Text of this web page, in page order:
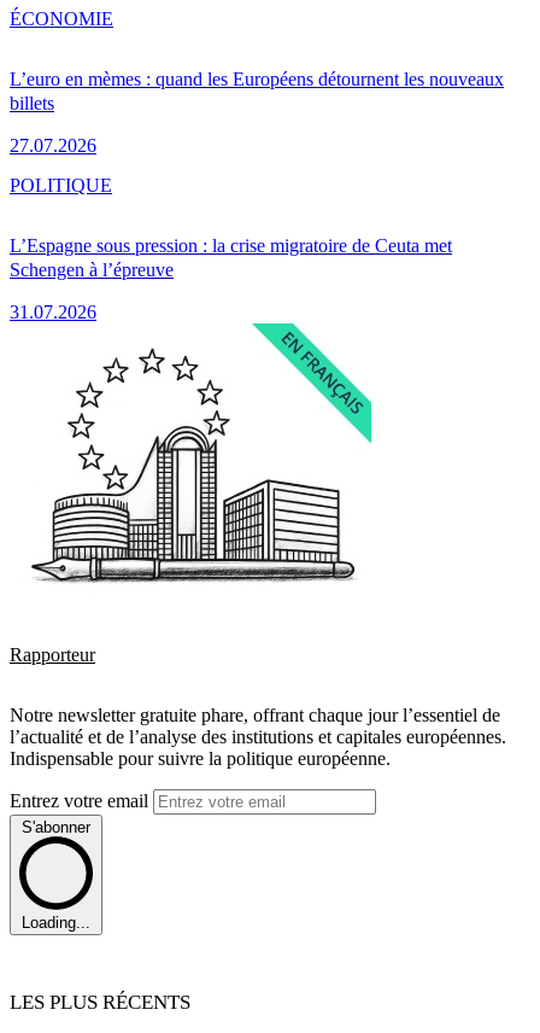
L’euro en mèmes : quand les Européens détournent les nouveaux
billets
27.07.2026
ÉCONOMIE
L’Espagne sous pression : la crise migratoire de Ceuta met
Schengen à l’épreuve
31.07.2026
POLITIQUE
Rapporteur
Notre newsletter gratuite phare, offrant chaque jour l’essentiel de
l’actualité et de l’analyse des institutions et capitales européennes.
Indispensable pour suivre la politique européenne.
Entrez votre email
S'abonner
Loading...
LES PLUS RÉCENTS